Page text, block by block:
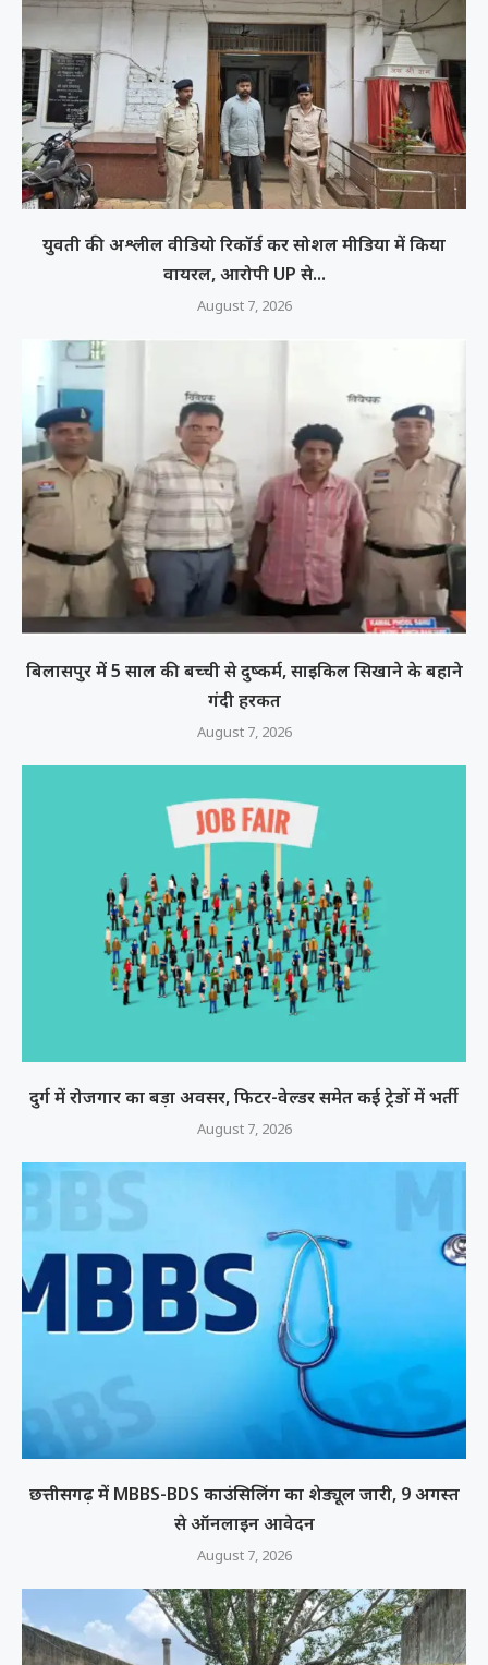
युवती की अश्लील वीडियो रिकॉर्ड कर सोशल मीडिया में किया
वायरल, आरोपी UP से...
August 7, 2026
बिलासपुर में 5 साल की बच्ची से दुष्कर्म, साइकिल सिखाने के बहाने
गंदी हरकत
August 7, 2026
दुर्ग में रोजगार का बड़ा अवसर, फिटर-वेल्डर समेत कई ट्रेडों में भर्ती
August 7, 2026
छत्तीसगढ़ में MBBS-BDS काउंसिलिंग का शेड्यूल जारी, 9 अगस्त
से ऑनलाइन आवेदन
August 7, 2026